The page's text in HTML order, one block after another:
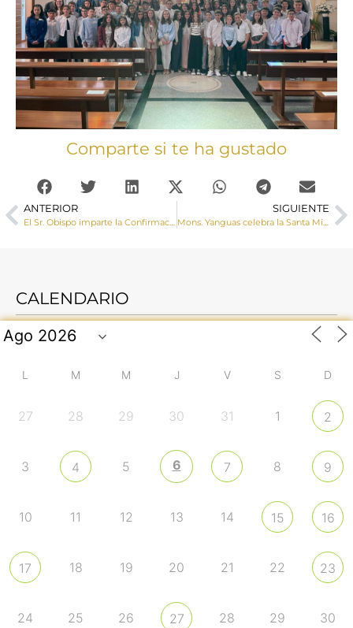
Comparte si te ha gustado
ANTERIOR
El Sr. Obispo imparte la Confirmación a un grupo de jóvenes de la parroquia de La Paz
SIGUIENTE
Mons. Yanguas celebra la Santa Misa con las reliquias de Santa Bernardita
CALENDARIO
L M M J V S D
27 28 29 30 31 1 2
3 4 5 6 7 8 9
10 11 12 13 14 15 16
17 18 19 20 21 22 23
24 25 26 27 28 29 30